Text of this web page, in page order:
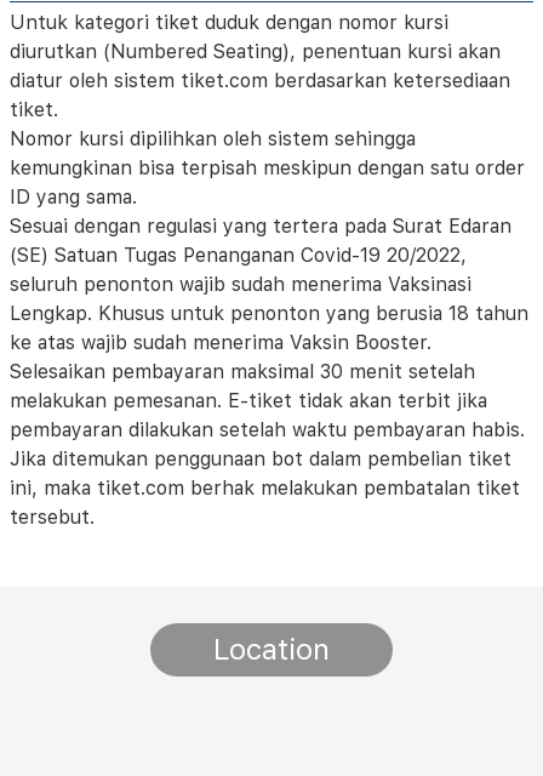
Untuk kategori tiket duduk dengan nomor kursi
diurutkan (Numbered Seating), penentuan kursi akan
diatur oleh sistem tiket.com berdasarkan ketersediaan
tiket.
Nomor kursi dipilihkan oleh sistem sehingga
kemungkinan bisa terpisah meskipun dengan satu order
ID yang sama.
Sesuai dengan regulasi yang tertera pada Surat Edaran
(SE) Satuan Tugas Penanganan Covid-19 20/2022,
seluruh penonton wajib sudah menerima Vaksinasi
Lengkap. Khusus untuk penonton yang berusia 18 tahun
ke atas wajib sudah menerima Vaksin Booster.
Selesaikan pembayaran maksimal 30 menit setelah
melakukan pemesanan. E-tiket tidak akan terbit jika
pembayaran dilakukan setelah waktu pembayaran habis.
Jika ditemukan penggunaan bot dalam pembelian tiket
ini, maka tiket.com berhak melakukan pembatalan tiket
tersebut.
Location